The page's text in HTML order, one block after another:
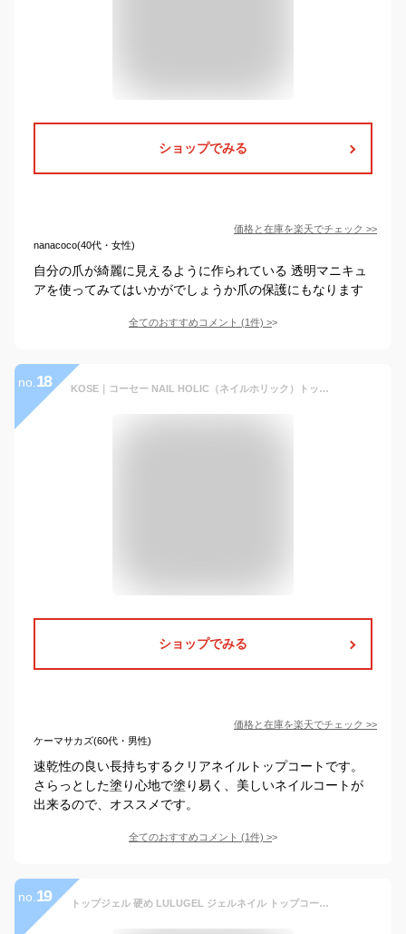
ショップでみる
価格と在庫を楽天でチェック >>
nanacoco(40代・女性)
自分の爪が綺麗に見えるように作られている 透明マニキュ
アを使ってみてはいかがでしょうか爪の保護にもなります
全てのおすすめコメント (1件) >
no. 18 KOSE｜コーセー NAIL HOLIC（ネイルホリック）トップコート 速乾クリア SP041 5mL
ショップでみる
価格と在庫を楽天でチェック >>
ケーマサカズ(60代・男性)
速乾性の良い長持ちするクリアネイルトップコートです。
さらっとした塗り心地で塗り易く、美しいネイルコートが
出来るので、オススメです。
全てのおすすめコメント (1件) >
no. 19 トップジェル 硬め LULUGEL ジェルネイル トップコート ぷっくり ノンワイプ トップジェル ポリッシュタイプ 8g ぷっくり仕上げ ネイル ジェル トップコート ジェルネイル 簡単 セルフ ジェルネイル トップ